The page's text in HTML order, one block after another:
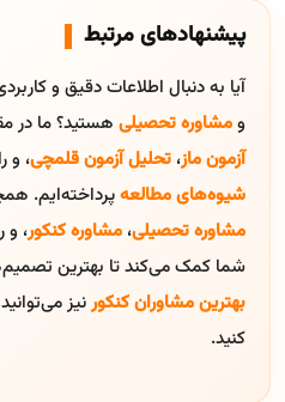
پیشنهادهای مرتبط
آیا به دنبال اطلاعات دقیق و
ومشاوره تحصیلی هستید؟ ما در
آزمون ماز، تحلیل آزمون قلمچی، و
شیوه‌های مطالعهپرداخته‌ایم.
مشاوره تحصیلی، مشاوره کنکور، و
شما کمک می‌کند تا بهترین
بهترین مشاوران کنکورنیز
کنید.